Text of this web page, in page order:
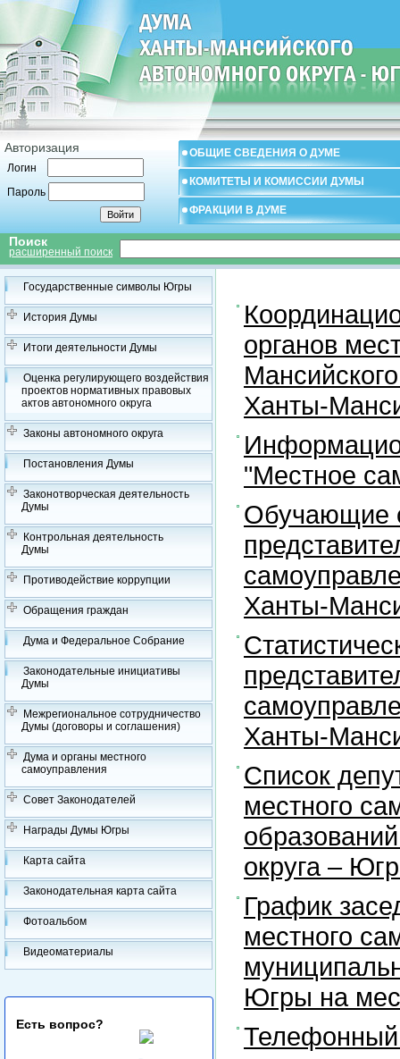
Авторизация
Логин
Пароль
ОБЩИЕ СВЕДЕНИЯ О ДУМЕ
КОМИТЕТЫ И КОМИССИИ ДУМЫ
ФРАКЦИИ В ДУМЕ
Поиск
расширенный поиск
Государственные символы Югры
История Думы
Итоги деятельности Думы
Оценка регулирующего воздействия
проектов нормативных правовых
актов автономного округа
Законы автономного округа
Постановления Думы
Законотворческая деятельность
Думы
Контрольная деятельность
Думы
Противодействие коррупции
Обращения граждан
Дума и Федеральное Собрание
Законодательные инициативы
Думы
Межрегиональное сотрудничество
Думы (договоры и соглашения)
Дума и органы местного
самоуправления
Совет Законодателей
Награды Думы Югры
Карта сайта
Законодательная карта сайта
Фотоальбом
Видеоматериалы
Есть вопрос?
органов
Ханты-
"Местное
Обучающие
Ханты-
Ханты-
Список
местного
округа –
График
местного
Югры на
Телефонный